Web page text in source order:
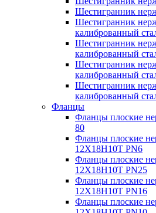
Шестигранник
Шестигранник
калиброванный
Шестигранник
калиброванный
Шестигранник
калиброванный
Шестигранник
калиброванный
Фланцы
Фланцы плоские
80
Фланцы плоские
12Х18Н10Т PN6
Фланцы плоские
12Х18Н10Т PN25
Фланцы плоские
12Х18Н10Т PN16
Фланцы плоские